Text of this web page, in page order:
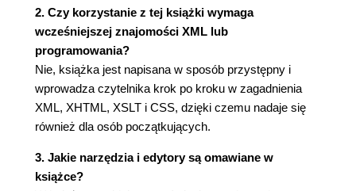
Generowanie dokumentów XML z programu
Access 2003 (58)
Generowanie dokumentów XML z programu
Access 2007 (60)
Generowanie dokumentów XML z programu Excel
2003 (62)
Generowanie dokumentów XML z programu Excel
Rozdział 6. Podstawy języka XHTML (66)
2. Czy korzystanie z tej książki wymaga
wcześniejszej znajomości XML lub
programowania?
Nie, książka jest napisana w sposób przystępny i
wprowadza czytelnika krok po kroku w zagadnienia
XML, XHTML, XSLT i CSS, dzięki czemu nadaje się
również dla osób początkujących.
3. Jakie narzędzia i edytory są omawiane w
książce?